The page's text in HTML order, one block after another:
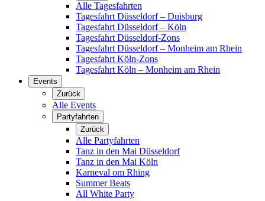
Alle Tagesfahrten
Tagesfahrt Düsseldorf – Duisburg
Tagesfahrt Düsseldorf – Köln
Tagesfahrt Düsseldorf-Zons
Tagesfahrt Düsseldorf – Monheim am Rhein
Tagesfahrt Köln-Zons
Tagesfahrt Köln – Monheim am Rhein
Events
Zurück
Alle Events
Partyfahrten
Zurück
Alle Partyfahrten
Tanz in den Mai Düsseldorf
Tanz in den Mai Köln
Karneval om Rhing
Summer Beats
All White Party